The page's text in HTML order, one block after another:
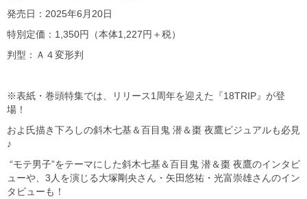
発売日：2025年6月20日
特別定価：1,350円（本体1,227円＋税）
判型：Ａ４変形判
※表紙・巻頭特集では、リリース1周年を迎えた『18TRIP』が登
場！
およ氏描き下ろしの斜木七基＆百目鬼 潜＆棗 夜鷹ビジュアルも必見
♪
“モテ男子”をテーマにした斜木七基＆百目鬼 潜＆棗 夜鷹のインタビ
ューや、3人を演じる大塚剛央さん・矢田悠祐・光富崇雄さんのイン
タビューも！